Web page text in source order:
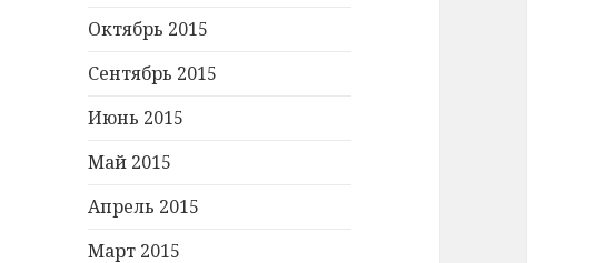
Октябрь 2015
Сентябрь 2015
Июнь 2015
Май 2015
Апрель 2015
Март 2015